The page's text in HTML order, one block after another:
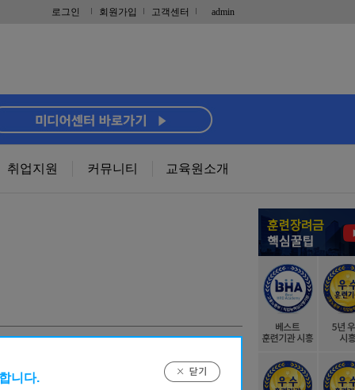
로그인 회원가입 고객센터 admin
취업지원 커뮤니티 교육원소개
니다.